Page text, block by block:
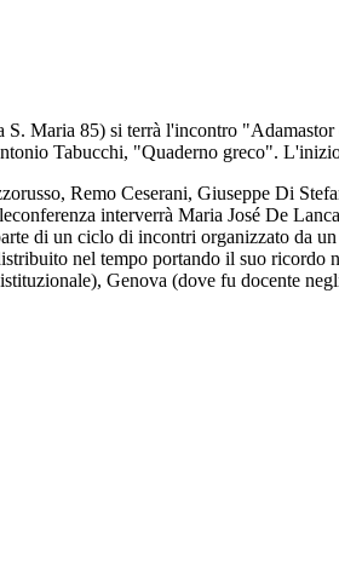
Maria 85) si terrà l'incontro
Tabucchi, "Quaderno greco".
Remo Ceserani, Giuseppe Di
interverrà Maria José De
di un ciclo di incontri organizzato da
nel tempo portando il suo ricordo
Genova (dove fu docente